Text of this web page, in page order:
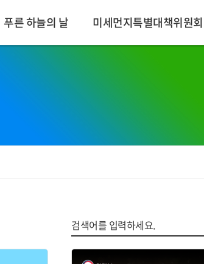
푸른 하늘의 날 미세먼지특별대책위원회